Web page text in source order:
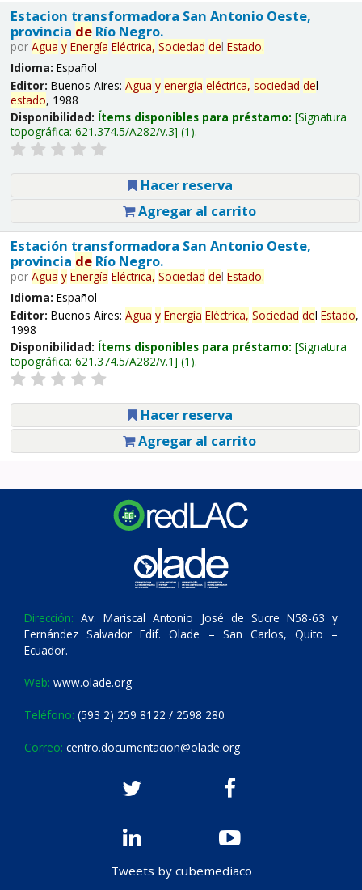
Estacion transformadora San Antonio Oeste,
provincia deRío Negro.
por Agua y Energía Eléctrica, Sociedad del Estado.
Idioma: Español
Editor: Buenos Aires: Agua y energía eléctrica, sociedad del
estado, 1988
Disponibilidad: Ítems disponibles para préstamo: Signatura
topográfica: 621.374.5/A282/v.3 (1).
Hacer reserva
Agregar al carrito
Estación transformadora San Antonio Oeste,
provincia deRío Negro.
por Agua y Energía Eléctrica, Sociedad del Estado.
Idioma: Español
Editor: Buenos Aires: Agua y Energía Eléctrica, Sociedad del Estado,
1998
Disponibilidad: Ítems disponibles para préstamo: Signatura
topográfica: 621.374.5/A282/v.1 (1).
Hacer reserva
Agregar al carrito
Dirección: Av. Mariscal Antonio José de Sucre N58-63 y
Fernández Salvador Edif. Olade – San Carlos, Quito –
Ecuador.
Web: www.olade.org
Teléfono: (593 2) 259 8122 / 2598 280
Correo: centro.documentacion@olade.org
Tweets by cubemediaco